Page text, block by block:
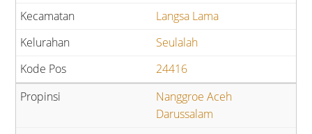
Langsa Lama
Seulalah
24416
Nanggroe Aceh
Darussalam